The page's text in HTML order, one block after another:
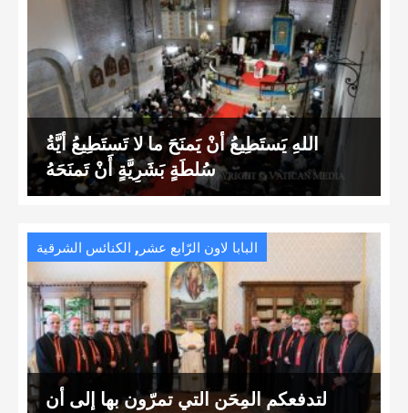
اللهِ يَستَطِيعُ أَنْ يَمنَحَ ما لا تَستَطِيعُ أَيَّةُ
سُلطَةٍ بَشَرِيَّةٍ أَنْ تَمنَحَهُ
البابا لاون الرّابع عشر , الكنائس الشرقية
لتدفعكم المِحَن التي تمرّون بها إلى أن